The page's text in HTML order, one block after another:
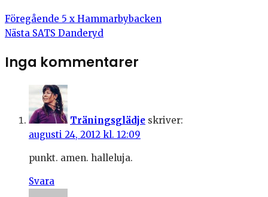
Föregående 5 x Hammarbybacken
Nästa SATS Danderyd
Inga kommentarer
Träningsglädje skriver:
augusti 24, 2012 kl. 12:09
punkt. amen. halleluja.
Svara